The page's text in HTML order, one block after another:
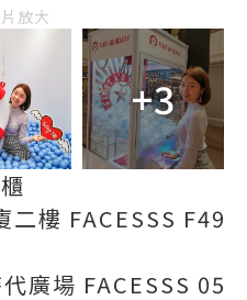
放大
+3
二樓 FACESSS F49
廣場 FACESSS 05